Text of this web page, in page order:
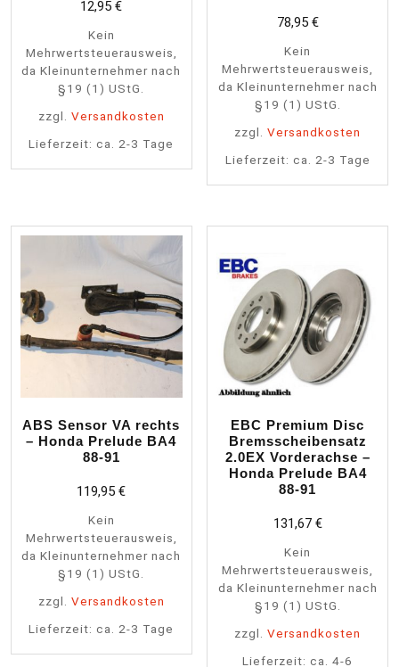
12,95€
Kein
Mehrwertsteuerausweis,
da Kleinunternehmer nach
§19 (1) UStG.
zzgl. Versandkosten
Lieferzeit:ca. 2-3 Tage
78,95 €
Kein
Mehrwertsteuerausweis,
da Kleinunternehmer nach
§19 (1) UStG.
zzgl.Versandkosten
Lieferzeit: ca. 2-3 Tage
ABS Sensor VA rechts
– Honda Prelude BA4
88-91
119,95€
Kein
Mehrwertsteuerausweis,
da Kleinunternehmer nach
§19 (1) UStG.
zzgl. Versandkosten
Lieferzeit:ca. 2-3 Tage
EBC Premium Disc
Bremsscheibensatz
2.0EX Vorderachse –
Honda Prelude BA4
88-91
131,67 €
Kein
Mehrwertsteuerausweis,
da Kleinunternehmer nach
§19 (1) UStG.
zzgl.Versandkosten
Lieferzeit:ca. 4-6